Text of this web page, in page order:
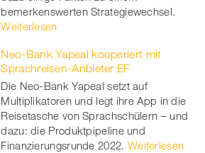
er
bemerkenswerten Strategiewechsel.
Weiterlesen
Neo-Bank Yapeal kooperiert mit
Sprachreisen-Anbieter EF
Die Neo-Bank Yapeal setzt auf
Multiplikatoren und legt ihre App in die
Reisetasche von Sprachschülern – und
dazu: die Produktpipeline und
Finanzierungsrunde 2022. Weiterlesen